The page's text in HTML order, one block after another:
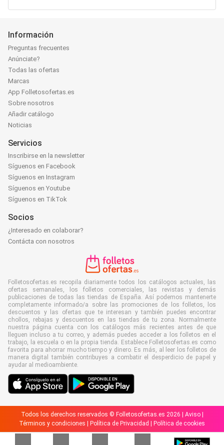
Información
Preguntas frecuentes
Anúnciate?
Todas las ofertas
Marcas
App Folletosofertas.es
Sobre nosotros
Añadir catálogo
Noticias
Servicios
Inscribirse en la newsletter
Síguenos en Facebook
Síguenos en Instagram
Síguenos en Youtube
Síguenos en TikTok
Socios
¿Interesado en colaborar?
Contácta con nosotros
Folletosofertas.es recopila diariamente todos los catálogos actuales, las
ofertas semanales, los folletos comerciales, las revistas y demás
publicaciones de todas las tiendas de España. Así podemos mantenerte
completamente informado/a sobre las promociones de los folletos, los
descuentos y las ofertas que te interesan y también puedes encontrar
chollos, rebajas y descuentos en las tiendas de tu zona. Normalmente
nuestra página cuenta con los catálogos más recientes antes de que
lleguen incluso a tu correo, y además puedes acceder a los folletos en el
trabajo, la escuela o en la propia tienda. Establece Folletosofertas.es como
favorita para ahorrar mucho tiempo y dinero. Es más, al leer los folletos de
manera digital también contribuyes a combatir el desperdicio de papel y
ayudar al medioambiente.
Todos los derechos reservados © Folletosofertas.es 2026 | Aviso|
Términos y condiciones
Política de Privacidad Política de cookies